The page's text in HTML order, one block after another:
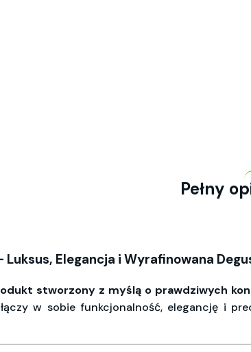
Pełny
Luksus, Elegancja i Wyrafinowana
stworzony z myślą o prawdziwych
w sobie funkcjonalność, elegancję i